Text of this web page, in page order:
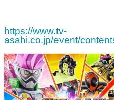
https://www.tv-
asahi.co.jp/event/